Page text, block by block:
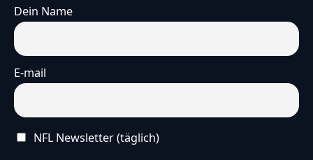
Dein Name
E-mail
NFL Newsletter (täglich)